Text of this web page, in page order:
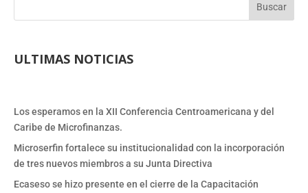
Buscar
ULTIMAS NOTICIAS
Los esperamos en la XII Conferencia Centroamericana y del
Caribe de Microfinanzas.
Microserfin fortalece su institucionalidad con la incorporación
de tres nuevos miembros a su Junta Directiva
Ecaseso se hizo presente en el cierre de la Capacitación